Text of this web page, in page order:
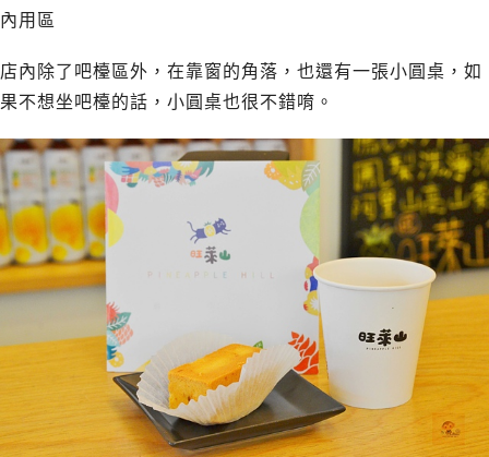
內用區
店內除了吧檯區外，在靠窗的角落，也還有一張小圓桌，如
果不想坐吧檯的話，小圓桌也很不錯唷。